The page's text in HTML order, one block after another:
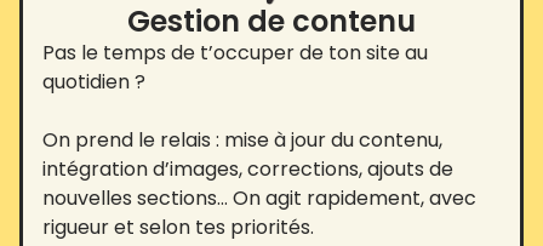
Gestion de contenu
Pas le temps de t’occuper de ton site au
quotidien ?
On prend le relais : mise à jour du contenu,
intégration d’images, corrections, ajouts de
nouvelles sections… On agit rapidement, avec
rigueur et selon tes priorités.